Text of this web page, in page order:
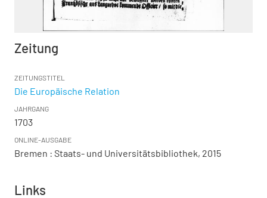
Zeitung
ZEITUNGSTITEL
Die Europäische Relation
JAHRGANG
1703
ONLINE-AUSGABE
Bremen : Staats- und Universitätsbibliothek, 2015
Links